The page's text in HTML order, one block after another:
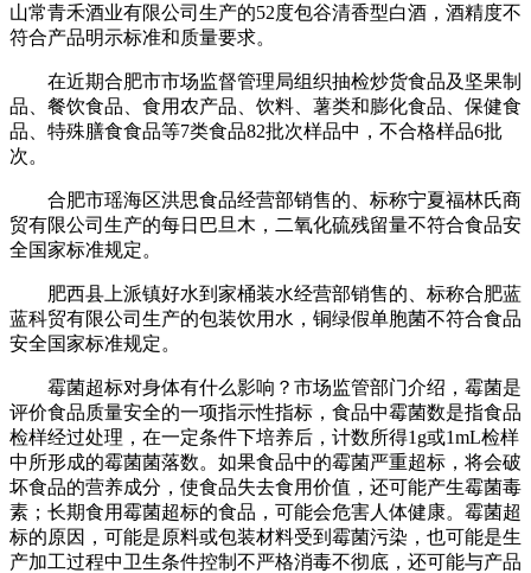
山常青禾酒业有限公司生产的52度包谷清香型白酒，酒精度不
符合产品明示标准和质量要求。
在近期合肥市市场监督管理局组织抽检炒货食品及坚果制
品、餐饮食品、食用农产品、饮料、薯类和膨化食品、保健食
品、特殊膳食食品等7类食品82批次样品中，不合格样品6批
次。
合肥市瑶海区洪思食品经营部销售的、标称宁夏福林氏商
贸有限公司生产的每日巴旦木，二氧化硫残留量不符合食品安
全国家标准规定。
肥西县上派镇好水到家桶装水经营部销售的、标称合肥蓝
蓝科贸有限公司生产的包装饮用水，铜绿假单胞菌不符合食品
安全国家标准规定。
霉菌超标对身体有什么影响？市场监管部门介绍，霉菌是
评价食品质量安全的一项指示性指标，食品中霉菌数是指食品
检样经过处理，在一定条件下培养后，计数所得1g或1mL检样
中所形成的霉菌菌落数。如果食品中的霉菌严重超标，将会破
坏食品的营养成分，使食品失去食用价值，还可能产生霉菌毒
素；长期食用霉菌超标的食品，可能会危害人体健康。霉菌超
标的原因，可能是原料或包装材料受到霉菌污染，也可能是生
产加工过程中卫生条件控制不严格消毒不彻底，还可能与产品